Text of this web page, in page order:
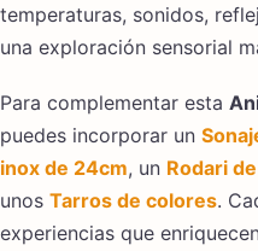
temperaturas, sonidos,
una exploración sensorial
Para complementar esta
puedes incorporar un
inox de 24cm, un Rodari
unos Tarros de colores.
experiencias que